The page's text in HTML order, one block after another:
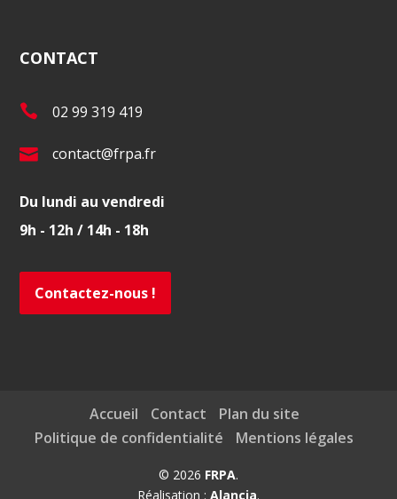
CONTACT
T
l
.
:
02 99 319 419
E
m
a
:
contact@frpa.fr
Du lundi au vendredi
9h - 12h / 14h - 18h
Contactez-nous !
Accueil Contact
Plan du site
Politique de confidentialité
Mentions légales
© 2026 FRPA.
Réalisation : Alancia.